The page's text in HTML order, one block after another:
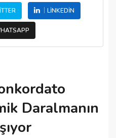
LINKEDIN
Daralmanın